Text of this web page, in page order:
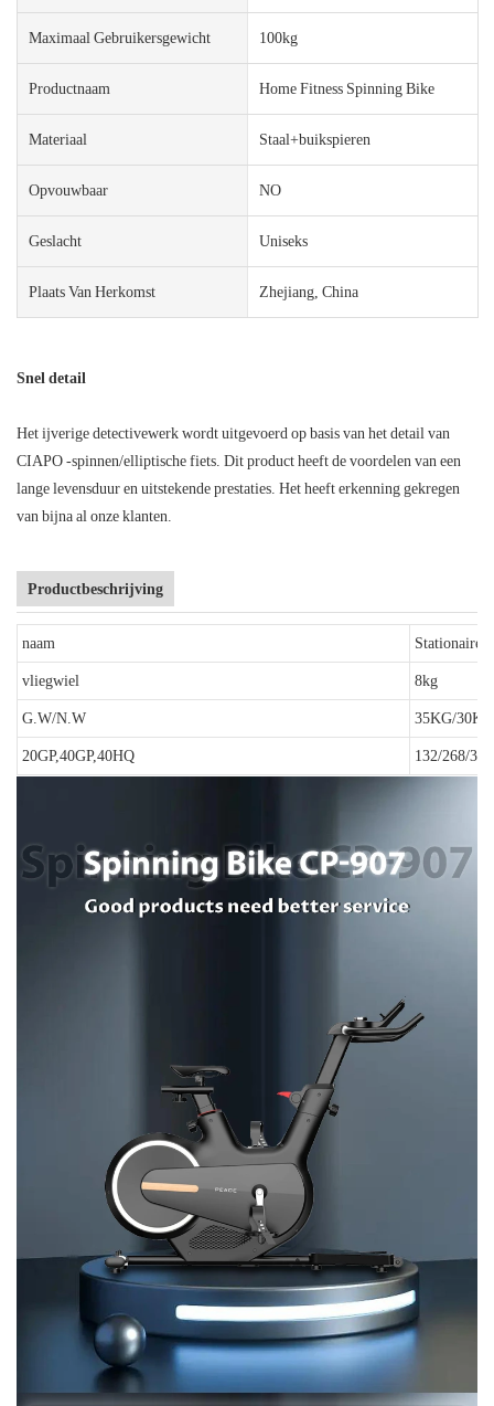
Maximaal Gebruikersgewicht 100kg
Productnaam Home Fitness Spinning Bike
Materiaal Staal+buikspieren
Opvouwbaar NO
Geslacht Uniseks
Plaats Van Herkomst Zhejiang, China
Snel detail
Het ijverige detectivewerk wordt uitgevoerd op basis van het detail van
CIAPO -spinnen/elliptische fiets. Dit product heeft de voordelen van een
lange levensduur en uitstekende prestaties. Het heeft erkenning gekregen
van bijna al onze klanten.
Productbeschrijving
naam Stationaire
vliegwiel 8kg
G.W/N.W 35KG/30KG
20GP,40GP,40HQ 132/268/